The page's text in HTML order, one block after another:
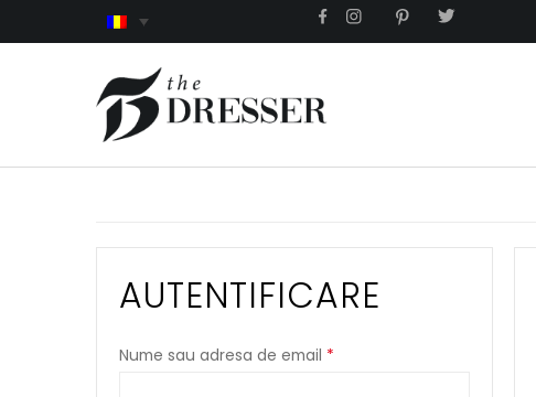
AUTENTIFICARE
Nume sau adresa de email *